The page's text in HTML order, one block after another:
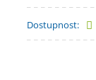
Dostupnost: